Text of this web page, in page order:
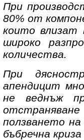
При
80% от
които
широко
количества.
При
апендицит
не веднъж
ползването
бъбречна